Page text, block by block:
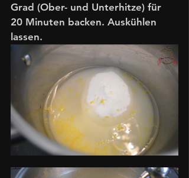
Grad (Ober- und Unterhitze) für
20 Minuten backen. Auskühlen
lassen.